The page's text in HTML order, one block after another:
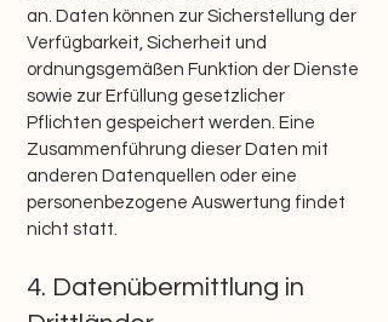
an. Daten können zur Sicherstellung der
Verfügbarkeit, Sicherheit und
ordnungsgemäßen Funktion der Dienste
sowie zur Erfüllung gesetzlicher
Pflichten gespeichert werden. Eine
Zusammenführung dieser Daten mit
anderen Datenquellen oder eine
personenbezogene Auswertung findet
nicht statt.
4. Datenübermittlung in